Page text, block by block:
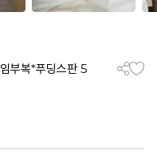
임부복*푸딩스판 5